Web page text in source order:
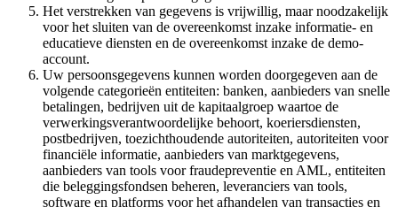
Het verstrekken van gegevens is vrijwillig, maar noodzakelijk
voor het sluiten van de overeenkomst inzake informatie- en
educatieve diensten en de overeenkomst inzake de demo-
account.
Uw persoonsgegevens kunnen worden doorgegeven aan de
volgende categorieën entiteiten: banken, aanbieders van snelle
betalingen, bedrijven uit de kapitaalgroep waartoe de
verwerkingsverantwoordelijke behoort, koeriersdiensten,
postbedrijven, toezichthoudende autoriteiten, autoriteiten voor
financiële informatie, aanbieders van marktgegevens,
aanbieders van tools voor fraudepreventie en AML, entiteiten
die beleggingsfondsen beheren, leveranciers van tools,
software en platforms voor het afhandelen van transacties en